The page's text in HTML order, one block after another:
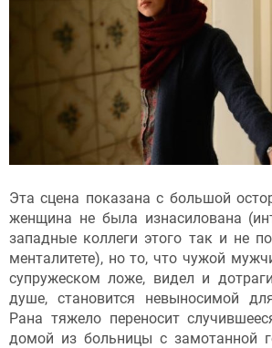
Эта сцена показана с большой
женщина не была изнасилована
западные коллеги этого так и не
менталитете), но то, что чужой
супружеском ложе, видел и
душе, становится невыносимой
Рана тяжело переносит
домой из больницы с замотанной